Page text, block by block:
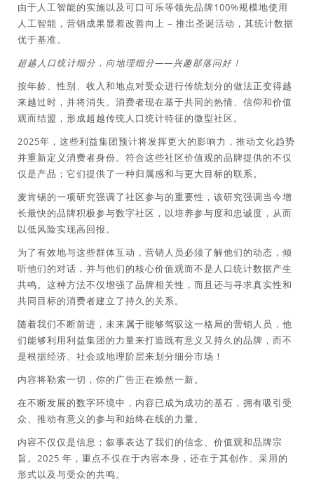
由于人工智能的实施以及可口可乐等领先品牌100%规模地使用
人工智能，营销成果显着改善向上 – 推出圣诞活动，其统计数据
优于基准。
超越人口统计细分，向地理细分——兴趣部落问好！
按年龄、性别、收入和地点对受众进行传统划分的做法正变得越
来越过时，并将消失。消费者现在基于共同的热情、信仰和价值
观而结盟，形成超越传统人口统计特征的微型社区。
2025年，这些利益集团预计将发挥更大的影响力，推动文化趋势
并重新定义消费者身份。符合这些社区价值观的品牌提供的不仅
仅是产品；它们提供了一种归属感和与更大目标的联系。
麦肯锡的一项研究强调了社区参与的重要性，该研究强调当今增
长最快的品牌积极参与数字社区，以培养参与度和忠诚度，从而
以低风险实现高回报。
为了有效地与这些群体互动，营销人员必须了解他们的动态，倾
听他们的对话，并与他们的核心价值观而不是人口统计数据产生
共鸣。这种方法不仅增强了品牌相关性，而且还与寻求真实性和
共同目标的消费者建立了持久的关系。
随着我们不断前进，未来属于能够驾驭这一格局的营销人员，他
们能够利用利益集团的力量来打造既有意义又持久的品牌，而不
是根据经济、社会或地理阶层来划分细分市场！
内容将勒索一切，你的广告正在焕然一新。
在不断发展的数字环境中，内容已成为成功的基石，拥有吸引受
众、推动有意义的参与和始终在线的力量。
内容不仅仅是信息；叙事表达了我们的信念、价值观和品牌宗
旨。2025 年，重点不仅在于内容本身，还在于其创作、采用的
形式以及与受众的共鸣。